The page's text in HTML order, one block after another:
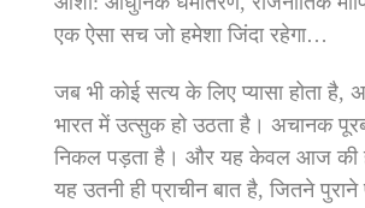
एक ऐसा सच जो हमेशा जिंदा रहेगा…
जब भी कोई सत्‍य के लिए प्‍यासा होता है,
भारत में उत्‍सुक हो उठता है। अचानक
निकल पड़ता है। और यह केवल आज की
यह उतनी ही प्राचीन बात है, जितने